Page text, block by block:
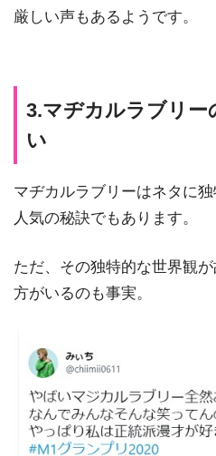
厳しい声もあるようです。
3.マヂカルラブリー
い
マヂカルラブリーはネタに
人気の秘訣でもあります。
ただ、その独特的な世界観
方がいるのも事実。